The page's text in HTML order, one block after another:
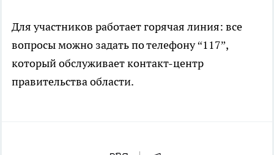
Для участников работает горячая линия: все
вопросы можно задать по телефону “117”,
который обслуживает контакт-центр
правительства области.